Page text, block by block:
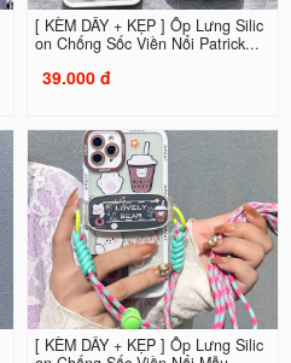
[ KÈM DÂY + KẸP ] Ốp Lưng Silic
on Chống Sốc Viền Nổi Patrick...
39.000 đ
[ KÈM DÂY + KẸP ] Ốp Lưng Silic